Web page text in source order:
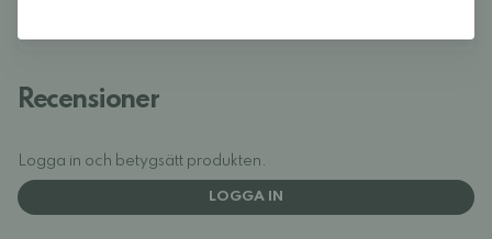
Recensioner
Logga in och betygsätt produkten.
LOGGA IN